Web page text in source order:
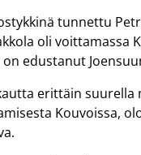
tunnettu
oli
edustanut
erittäin suurella
Kouvoissa,